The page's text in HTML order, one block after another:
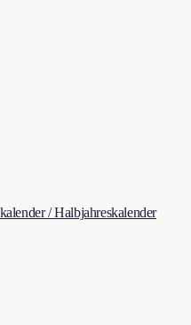
/ Halbjahreskalender